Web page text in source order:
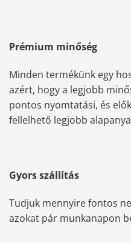
Prémium minőség
Minden termékünk egy
azért, hogy a legjobb
pontos nyomtatási, és
fellelhető legjobb
Gyors szállítás
Tudjuk mennyire fontos
azokat pár munkanapon